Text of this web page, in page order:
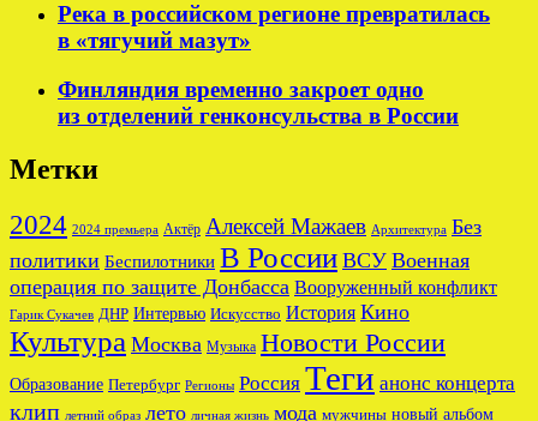
Река в российском регионе превратилась
в «тягучий мазут»
Финляндия временно закроет одно
из отделений генконсульства в России
Метки
2024 2024 премьера Актёр Алексей Мажаев Архитектура Без
политики Беспилотники В России ВСУ Военная
операция по защите Донбасса Вооруженный конфликт
Гарик Сукачев ДНР Интервью Искусство История Кино
Культура Москва Музыка Новости России
Образование Петербург Регионы Россия Теги анонс концерта
клип летний образ лето личная жизнь мода мужчины новый альбом